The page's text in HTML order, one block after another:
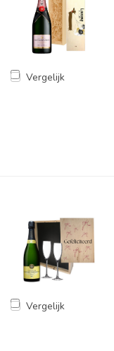
Vergelijk
Vergelijk